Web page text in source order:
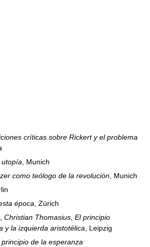
críticas sobre Rickert y el problema
, Munich
como teólogo de la revolución , Munich
época , Zürich
Christian Thomasius El principio
y la izquierda aristotélica , Leipzig
principio de la esperanza